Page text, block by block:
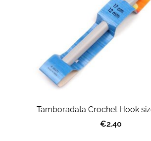
Tamboradata Crochet Hook
€2.40